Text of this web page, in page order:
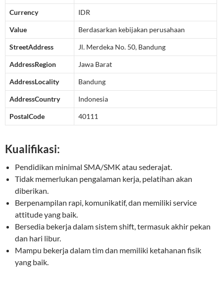
Currency IDR
Value Berdasarkan kebijakan perusahaan
StreetAddress Jl. Merdeka No. 50, Bandung
AddressRegion Jawa Barat
AddressLocality Bandung
AddressCountry Indonesia
PostalCode 40111
Kualifikasi:
Pendidikan minimal SMA/SMK atau sederajat.
Tidak memerlukan pengalaman kerja, pelatihan akan
diberikan.
Berpenampilan rapi, komunikatif, dan memiliki service
attitude yang baik.
Bersedia bekerja dalam sistem shift, termasuk akhir pekan
dan hari libur.
Mampu bekerja dalam tim dan memiliki ketahanan fisik
yang baik.